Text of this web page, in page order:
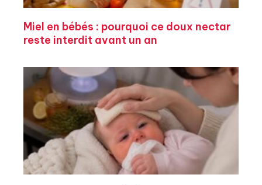
Miel en bébés : pourquoi ce doux nectar
reste interdit avant un an